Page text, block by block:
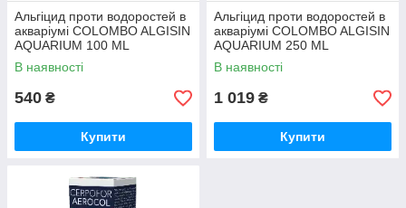
Альгіцид проти водоростей в
акваріумі COLOMBO ALGISIN
AQUARIUM 100 ML
(A5010945)
В наявності
540 ₴
Купити
Альгіцид проти водоростей в
акваріумі COLOMBO ALGISIN
AQUARIUM 250 ML
(A5010947)
В наявності
1 019 ₴
Купити